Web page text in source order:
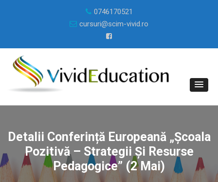
0746170521
cursuri@scim-vivid.ro
Detalii Conferință Europeană „Școala
Pozitivă – Strategii Și Resurse
Pedagogice” (2 Mai)